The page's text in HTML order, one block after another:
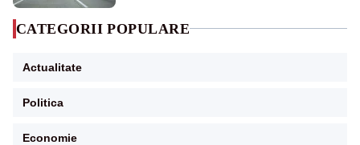
CATEGORII POPULARE
Actualitate
Politica
Economie